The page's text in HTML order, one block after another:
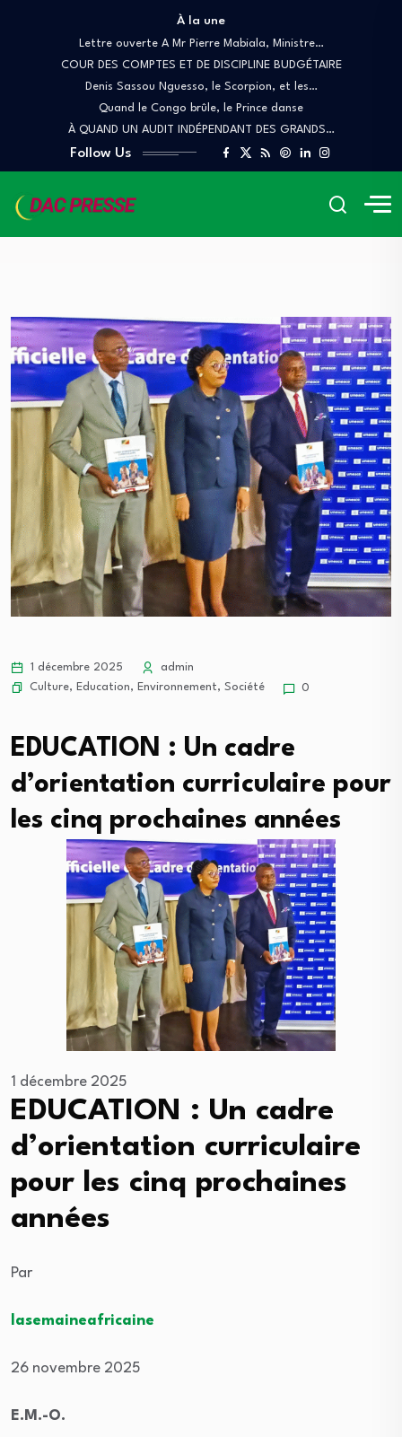
À la une
Lettre ouverte A Mr Pierre Mabiala, Ministre…
COUR DES COMPTES ET DE DISCIPLINE BUDGÉTAIRE
Denis Sassou Nguesso, le Scorpion, et les…
Quand le Congo brûle, le Prince danse
À QUAND UN AUDIT INDÉPENDANT DES GRANDS…
Follow Us
DAC – le portail d’information de l’association Développer Autrement
1 décembre 2025
admin
Culture, Education, Environnement, Société 0
EDUCATION : Un cadre
d’orientation curriculaire pour
les cinq prochaines années
1 décembre 2025
EDUCATION : Un cadre
d’orientation curriculaire
pour les cinq prochaines
années
Par
lasemaineafricaine
26 novembre 2025
E.M.-O.